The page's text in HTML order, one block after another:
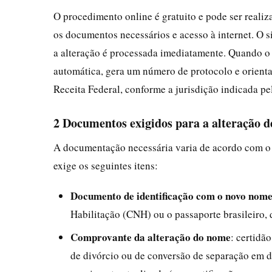
O procedimento online é gratuito e pode ser
os documentos necessários e acesso à internet. O
a alteração é processada imediatamente. Quando
automática, gera um número de protocolo e
Receita Federal, conforme a jurisdição indicada
2 Documentos exigidos para a alteração
A documentação necessária varia de acordo com
exige os seguintes itens:
Documento de identificação com o novo nome
Habilitação (CNH) ou o passaporte brasileiro,
Comprovante da alteração do nome:
de divórcio ou de conversão de separação